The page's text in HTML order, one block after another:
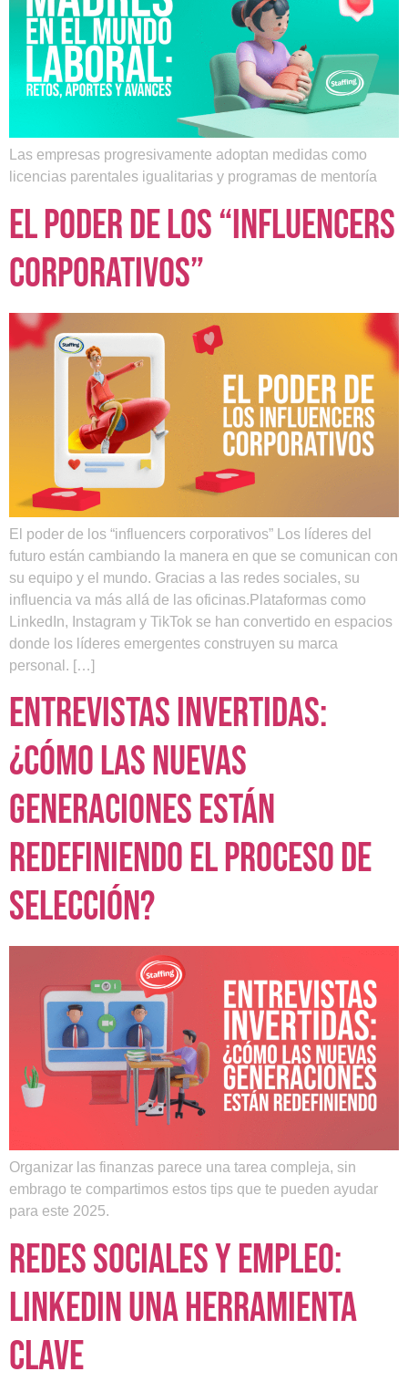
Las empresas progresivamente adoptan medidas como
licencias parentales igualitarias y programas de mentoría
El poder de los “influencers
corporativos”
El poder de los “influencers corporativos” Los líderes del
futuro están cambiando la manera en que se comunican con
su equipo y el mundo. Gracias a las redes sociales, su
influencia va más allá de las oficinas.Plataformas como
LinkedIn, Instagram y TikTok se han convertido en espacios
donde los líderes emergentes construyen su marca
personal. […]
Entrevistas invertidas:
¿Cómo las nuevas
generaciones están
redefiniendo el proceso de
selección?
Organizar las finanzas parece una tarea compleja, sin
embrago te compartimos estos tips que te pueden ayudar
para este 2025.
Redes sociales y empleo:
LinkedIn una herramienta
clave